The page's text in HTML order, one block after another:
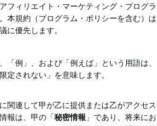
フィリエイト・マーケティング・プログ
本規約（プログラム・ポリシーを含む）
に優先します。
「例」、および「例えば」という用語は
定されない」を意味します。
関連して甲が乙に提供または乙がアクセ
報は、甲の「秘密情報 」であり、将来に